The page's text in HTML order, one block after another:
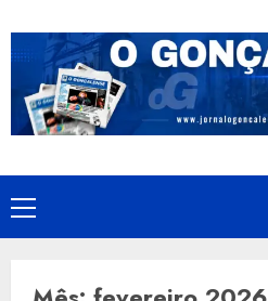
to
content
Primary
Menu